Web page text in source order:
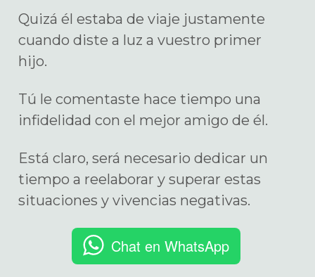
Quizá él estaba de viaje justamente
cuando diste a luz a vuestro primer
hijo.
Tú le comentaste hace tiempo una
infidelidad con el mejor amigo de él.
Está claro, será necesario dedicar un
tiempo a reelaborar y superar estas
situaciones y vivencias negativas.
Chat en WhatsApp